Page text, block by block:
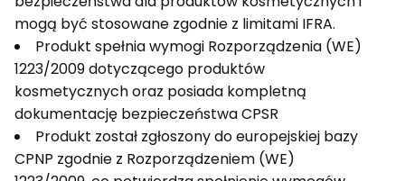
mogą być stosowane zgodnie z limitami IFRA.
Produkt spełnia wymogi Rozporządzenia (WE)
1223/2009 dotyczącego produktów
kosmetycznych oraz posiada kompletną
dokumentację bezpieczeństwa CPSR
Produkt został zgłoszony do europejskiej bazy
CPNP zgodnie z Rozporządzeniem (WE)